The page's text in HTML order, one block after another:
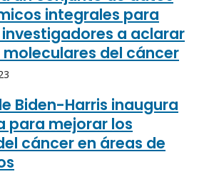
integrales para
a aclarar
del cáncer
Biden-Harris inaugura
para mejorar los
cáncer en áreas de